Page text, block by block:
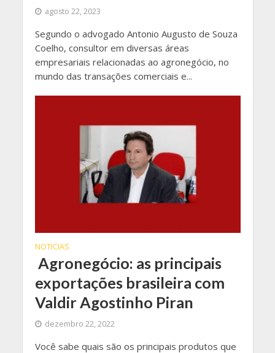
agosto 22, 2023
Segundo o advogado Antonio Augusto de Souza
Coelho, consultor em diversas áreas
empresariais relacionadas ao agronegócio, no
mundo das transações comerciais e...
NOTICIAS
Agronegócio: as principais
exportações brasileira com
Valdir Agostinho Piran
dezembro 22, 2022
Você sabe quais são os principais produtos que